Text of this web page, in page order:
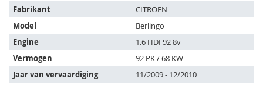
Het
artikel
past
op
de
volgende
voertuigen:
Fabrikant
CITROEN
Model
Berlingo
Engine
1.6 HDI 92 8v
Vermogen
92 PK / 68 KW
Jaar van vervaardiging
11/2009 - 12/2010
gallerij